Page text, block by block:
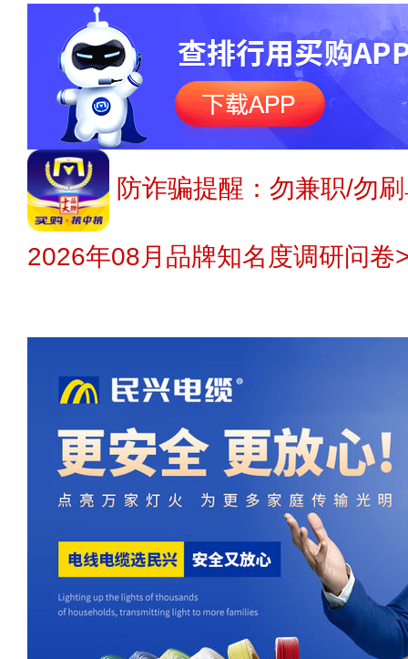
防诈骗提醒：勿兼职/勿
2026年08月品牌知名度调研问卷